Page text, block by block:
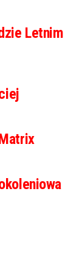
Letnim